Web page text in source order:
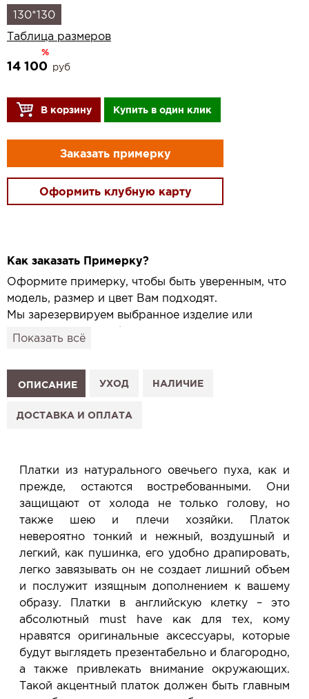
130*130
Таблица размеров
%
14 100 руб
В корзину Купить в один клик
Заказать примерку
Оформить клубную карту
Как заказать Примерку?
Оформите примерку, чтобы быть уверенным, что
модель, размер и цвет Вам подходят.
Мы зарезервируем выбранное изделие или
привезём его в удобный для вас салон и
1. Выберите изделие на сайте.
2. Нажмите «Заказать примерку» и выберите салон.
3. Заполните форму и отправьте заявку.
Услуга бесплатная и ни к чему не обязывает: Вы
примеряете в салоне и уже на месте решаете,
покупать или нет.
Планируйте визит в удобное для Вас время -
резерв действует 5 дней.
Показать всё
ОПИСАНИЕ УХОД НАЛИЧИЕ
ДОСТАВКА И ОПЛАТА
Платки из натурального овечьего пуха, как и
прежде, остаются востребованными. Они
защищают от холода не только голову, но
также шею и плечи хозяйки. Платок
невероятно тонкий и нежный, воздушный и
легкий, как пушинка, его удобно драпировать,
легко завязывать он не создает лишний объем
и послужит изящным дополнением к вашему
образу. Платки в английскую клетку – это
абсолютный must have как для тех, кому
нравятся оригинальные аксессуары, которые
будут выглядеть презентабельно и благородно,
а также привлекать внимание окружающих.
Такой акцентный платок должен быть главным